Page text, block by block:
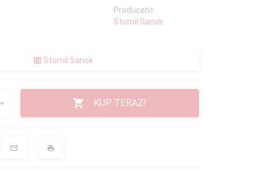
Producent:
Stomil Sanok
Stomil Sanok
KUP TERAZ!